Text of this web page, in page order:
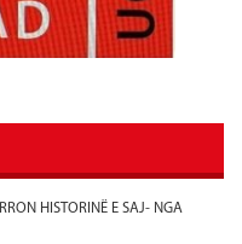
HISTORINË E SAJ- NGA